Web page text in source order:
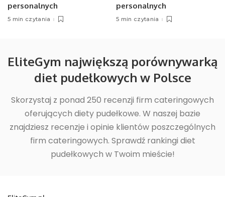
personalnych
5 min czytania
personalnych
5 min czytania
EliteGym największą porównywarką
diet pudełkowych w Polsce
Skorzystaj z ponad 250 recenzji firm cateringowych
oferujących diety pudełkowe. W naszej bazie
znajdziesz recenzje i opinie klientów poszczególnych
firm cateringowych. Sprawdź rankingi diet
pudełkowych w Twoim mieście!